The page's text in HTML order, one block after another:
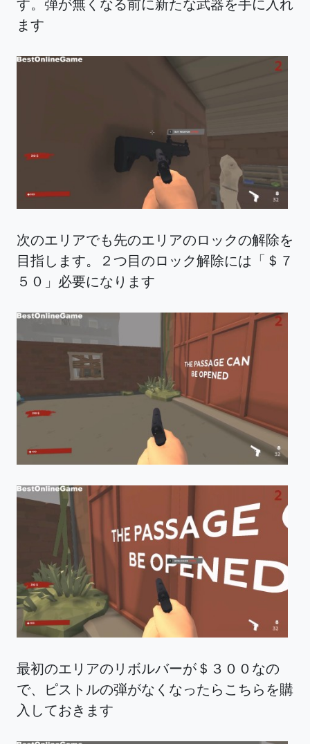
す。弾が無くなる前に新たな武器を手に入れ
ます
次のエリアでも先のエリアのロックの解除を
目指します。２つ目のロック解除には「＄７
５０」必要になります
最初のエリアのリボルバーが＄３００なの
で、ピストルの弾がなくなったらこちらを購
入しておきます